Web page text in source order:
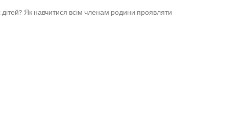
Як навчитися всім членам родини проявляти